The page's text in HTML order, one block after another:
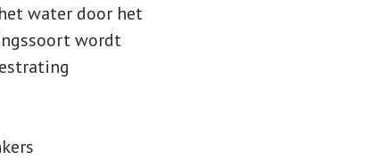
water door het
wordt